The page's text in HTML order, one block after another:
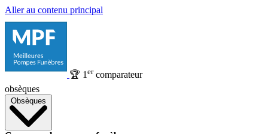
Aller au contenu principal
🏆 1 ercomparateur
obsèques
Obsèques